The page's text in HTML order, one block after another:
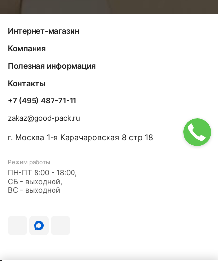
Интернет-магазин
Компания
Полезная информация
Контакты
+7 (495) 487-71-11
zakaz@good-pack.ru
г. Москва 1-я Карачаровская 8 стр 18
Режим работы
ПН-ПТ 8:00 - 18:00,
СБ - выходной,
ВС - выходной